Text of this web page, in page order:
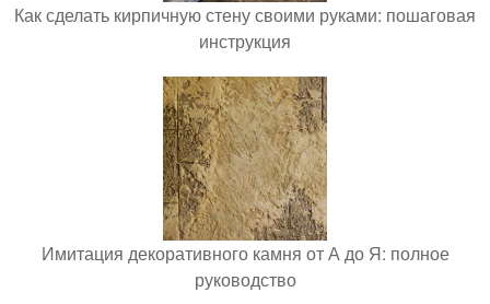
Как сделать кирпичную стену своими руками: пошаговая
инструкция
Имитация декоративного камня от А до Я: полное
руководство